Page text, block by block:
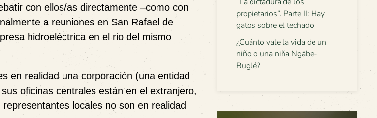
con ellos/as directamente –como con
a reuniones en San Rafael de
hidroeléctrica en el rio del mismo
en realidad una corporación (una entidad
oficinas centrales están en el extranjero,
locales no son en realidad
propietarios”. Parte II: Hay
gatos sobre el techado
¿Cuánto vale la vida de un
niño o una niña Ngäbe-
Buglé?